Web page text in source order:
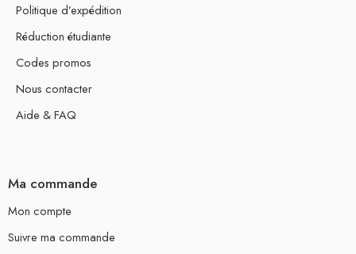
Politique d’expédition
Réduction étudiante
Codes promos
Nous contacter
Aide & FAQ
Ma commande
Mon compte
Suivre ma commande